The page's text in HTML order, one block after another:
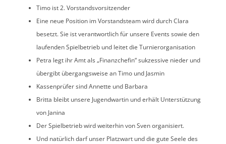
Timo ist 2. Vorstandsvorsitzender
Eine neue Position im Vorstandsteam wird durch Clara
besetzt. Sie ist verantwortlich für unsere Events sowie den
laufenden Spielbetrieb und leitet die Turnierorganisation
Petra legt ihr Amt als „Finanzchefin“ sukzessive nieder und
übergibt übergangsweise an Timo und Jasmin
Kassenprüfer sind Annette und Barbara
Britta bleibt unsere Jugendwartin und erhält Unterstützung
von Janina
Der Spielbetrieb wird weiterhin von Sven organisiert.
Und natürlich darf unser Platzwart und die gute Seele des